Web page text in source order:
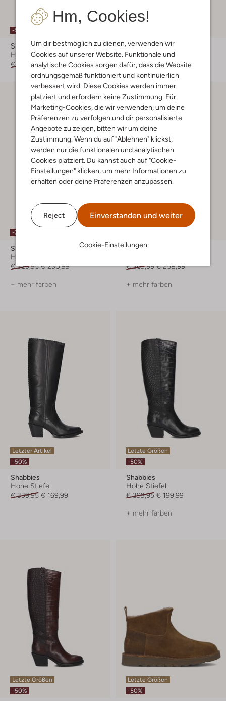
Hm, Cookies!
Um dir bestmöglich zu dienen, verwenden wir
Cookies auf unserer Website. Funktionale und
analytische Cookies sorgen dafür, dass die Website
ordnungsgemäß funktioniert und kontinuierlich
verbessert wird. Diese Cookies werden immer
platziert und erfordern keine Zustimmung. Für
Marketing-Cookies, die wir verwenden, um deine
Präferenzen zu verfolgen und dir personalisierte
Angebote zu zeigen, bitten wir um deine
Zustimmung. Wenn du auf "Ablehnen" klickst,
werden nur die funktionalen und analytischen
Cookies platziert. Du kannst auch auf "Cookie-
Einstellungen" klicken, um mehr Informationen zu
erhalten oder deine Präferenzen anzupassen.
Reject Einverstanden und weiter
Cookie-Einstellungen
-50%
Shabbies
Hohe Stiefel
€ 299,95 € 149,99
Shabbies
Hohe Stiefel
€ 269,95 € 134,99
-30%
Shabbies
Hohe Stiefel
€ 329,95 € 230,99
+ mehr farben
Shabbies
€ 369,99 € 258,99
+ mehr farben
Letzter Artikel
-50%
Shabbies
Hohe Stiefel
€ 339,95 € 169,99
Letzte Größen
-50%
Shabbies
Hohe Stiefel
€ 399,95 € 199,99
+ mehr farben
Letzte Größen
-50%
Letzte Größen
-50%